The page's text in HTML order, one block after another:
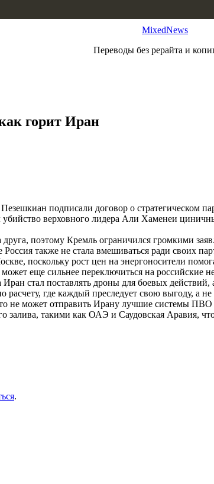
MixedNews
Переводы без рерайта и
горит Иран
подписали договор о стратегическом
убийство верховного лидера Али Хаменеи
друга, поэтому Кремль ограничился громкими
также не стала вмешиваться ради своих
поскольку рост цен на энергоносители
еще сильнее переключиться на
стал поставлять дроны для боевых
расчету, где каждый преследует свою выгоду, а
не может отправить Ирану лучшие системы
залива, такими как ОАЭ и Саудовская Аравия,
.